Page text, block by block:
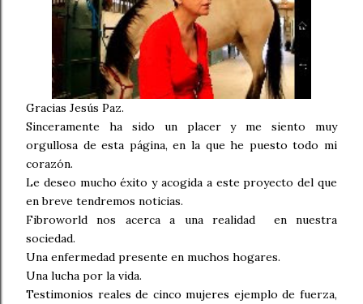
Gracias Jesús Paz.
Sinceramente ha sido un placer y me siento muy
orgullosa de esta página, en la que he puesto todo mi
corazón.
Le deseo mucho éxito y acogida a este proyecto del que
en breve tendremos noticias.
Fibroworld nos acerca a una realidad en nuestra
sociedad.
Una enfermedad presente en muchos hogares.
Una lucha por la vida.
Testimonios reales de cinco mujeres ejemplo de fuerza,